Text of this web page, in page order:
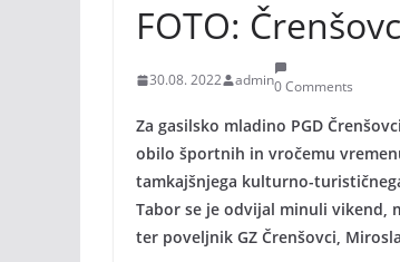
FOTO:
30.08. 2022 admin0 Comments
Za gasilsko mladino PGD
obilo športnih in vročemu
tamkajšnjega kulturno-
Tabor se je odvijal minuli vikend,
ter poveljnik GZ Črenšovci,